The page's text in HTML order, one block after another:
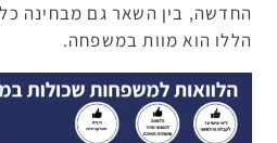
החדשה, בין השאר גם מבחינה
הללו הוא מוות במשפחה.